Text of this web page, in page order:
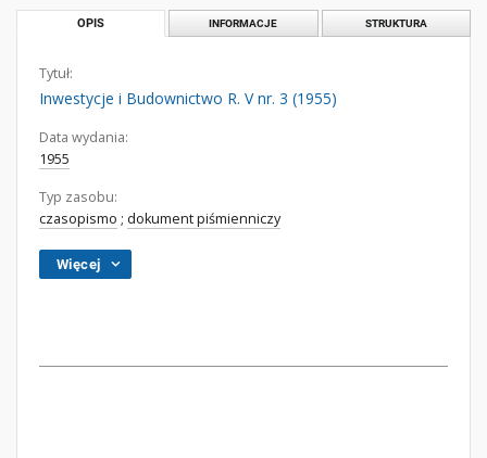
OPIS INFORMACJE STRUKTURA
Tytuł:
Inwestycje i Budownictwo R. V nr. 3 (1955)
Data wydania:
1955
Typ zasobu:
czasopismo ; dokument piśmienniczy
Więcej